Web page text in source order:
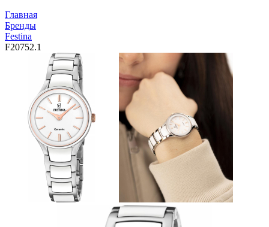
Главная
Бренды
Festina
F20752.1